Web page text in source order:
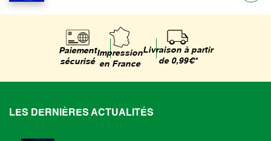
Paiement
sécurisé
Impression
en France
Livraison à partir
de 0,99€*
LES DERNIÈRES ACTUALITÉS